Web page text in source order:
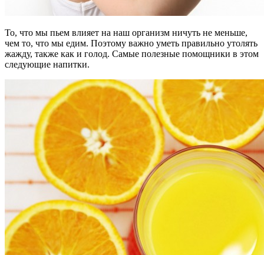
То, что мы пьем влияет на наш организм ничуть не меньше,
чем то, что мы едим. Поэтому важно уметь правильно утолять
жажду, также как и голод. Самые полезные помощники в этом
следующие напитки.